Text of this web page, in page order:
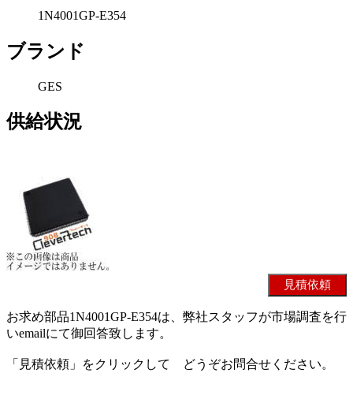
1N4001GP-E354
ブランド
GES
供給状況
お求め部品1N4001GP-E354は、弊社スタッフが市場調査を行
いemailにて御回答致します。
「見積依頼」をクリックして どうぞお問合せください。